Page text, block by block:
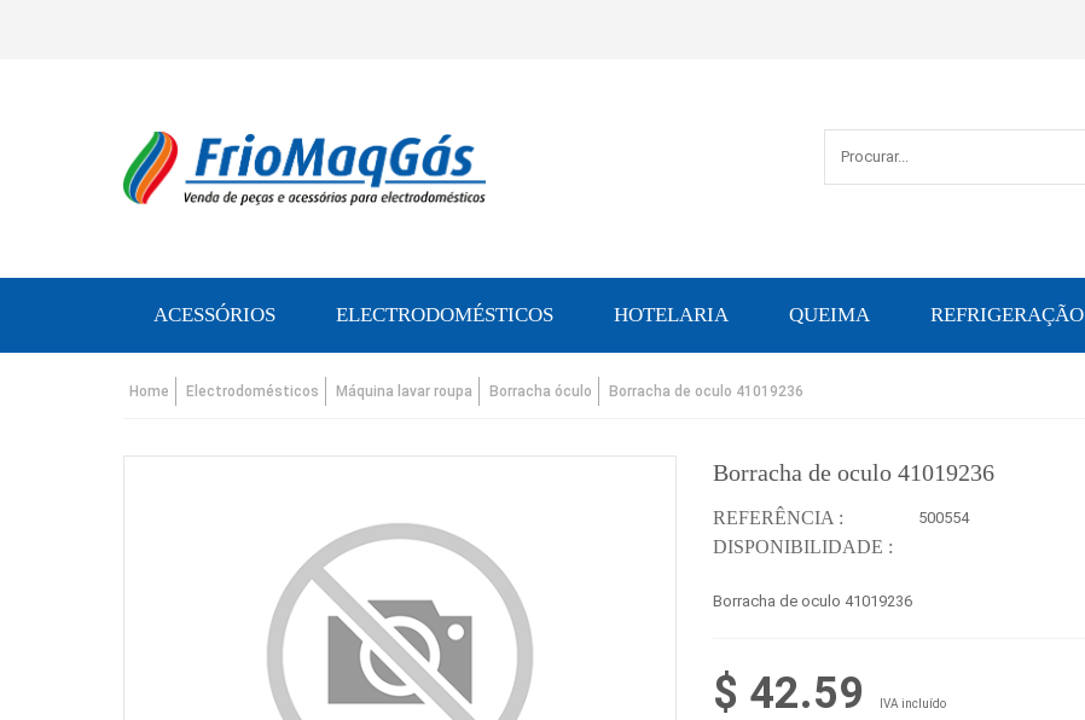
ACESSÓRIOS ELECTRODOMÉSTICOS HOTELARIA QUEIMA REFRIGERAÇÃO
Home Electrodomésticos Máquina lavar roupa Borracha óculo Borracha de oculo 41019236
Borracha de oculo 41019236
REFERÊNCIA : 500554
DISPONIBILIDADE :
Borracha de oculo 41019236
$ 42.59 IVA incluído